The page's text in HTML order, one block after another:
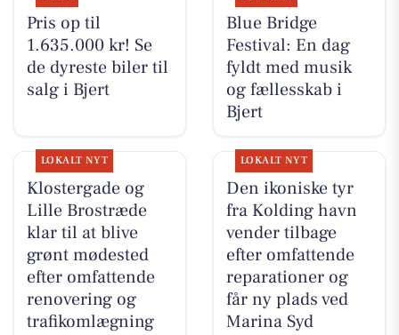
Pris op til
1.635.000 kr! Se
de dyreste biler til
salg i Bjert
Blue Bridge
Festival: En dag
fyldt med musik
og fællesskab i
Bjert
LOKALT NYT
Klostergade og
Lille Brostræde
klar til at blive
grønt mødested
efter omfattende
renovering og
trafikomlægning
LOKALT NYT
Den ikoniske tyr
fra Kolding havn
vender tilbage
efter omfattende
reparationer og
får ny plads ved
Marina Syd